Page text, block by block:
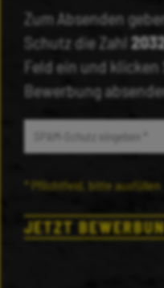
Zum Absenden
Schutz die Zahl
Feld ein und
Bewerbung
* Pflichtfeld, bitte ausfüllen
JETZT